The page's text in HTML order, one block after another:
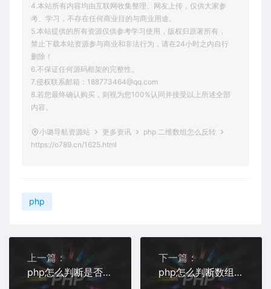
4.本站所有内容均由互联网收集整理、网友上传，仅供大家参
考、学习，不存在任何商业目的与商业用途。
5.本站提供的所有资源仅供参考学习使用，版权归原著所有，
禁止下载本站资源参与商业和非法行为，请在24小时之内自行
删除！
6.不保证任何源码框架的完整性。
7.侵权联系邮箱：188773464@qq.com
8.若您最终确认购买，则视为您100%认同并接受以上所述全部
内容。
小璐导航资源站 更多资讯
php 二维数组怎么反转
https://o789.cn/1625.html
php
上一篇：
php怎么判断是否是数组元素php怎么判断是否是数组元素
下一篇：
php怎么判断数组里面是否存在某元素